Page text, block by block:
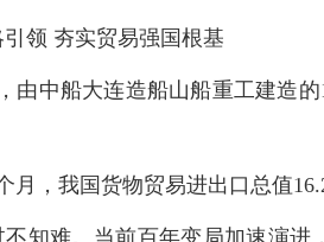
领 夯实贸易强国根基
由中船大连造船山船重工建造
月，我国货物贸易进出口总值